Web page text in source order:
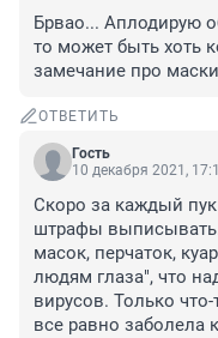
Брвао... Аплодирую
то может быть хоть
замечание про
ОТВЕТИТЬ
Гость
10 декабря 2021,
Скоро за каждый
штрафы
масок, перчаток,
людям глаза", что
вирусов. Только
все равно заболела